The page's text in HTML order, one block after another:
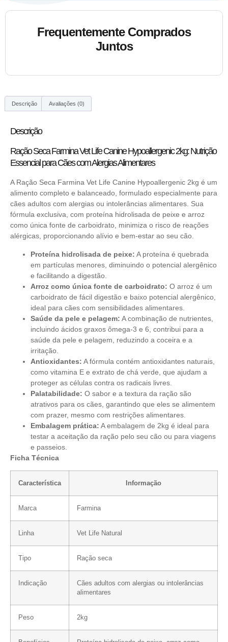
Frequentemente Comprados
Juntos
Descrição Avaliações (0)
Descrição
Ração Seca Farmina Vet Life Canine Hypoallergenic 2kg: Nutrição
Essencial para Cães com Alergias Alimentares
A Ração Seca Farmina Vet Life Canine Hypoallergenic 2kg é um
alimento completo e balanceado, formulado especialmente para
cães adultos com alergias ou intolerâncias alimentares. Sua
fórmula exclusiva, com proteína hidrolisada de peixe e arroz
como única fonte de carboidrato, minimiza o risco de reações
alérgicas, proporcionando alívio e bem-estar ao seu cão.
Proteína hidrolisada de peixe: A proteína é quebrada
em partículas menores, diminuindo o potencial alergênico
e facilitando a digestão.
Arroz como única fonte de carboidrato: O arroz é um
carboidrato de fácil digestão e baixo potencial alergênico,
ideal para cães com sensibilidades alimentares.
Saúde da pele e pelagem: A combinação de nutrientes,
incluindo ácidos graxos ômega-3 e 6, contribui para a
saúde da pele e pelagem, reduzindo a coceira e a
irritação.
Antioxidantes: A fórmula contém antioxidantes naturais,
como vitamina E e extrato de chá verde, que ajudam a
proteger as células contra os radicais livres.
Palatabilidade: O sabor e a textura da ração são
atrativos para os cães, garantindo que eles se alimentem
com prazer, mesmo com restrições alimentares.
Embalagem prática: A embalagem de 2kg é ideal para
testar a aceitação da ração pelo seu cão ou para viagens
e passeios.
Ficha Técnica
Característica Informação
Marca Farmina
Linha Vet Life Natural
Tipo Ração seca
Indicação
Cães adultos com alergias ou intolerâncias
alimentares
Peso 2kg